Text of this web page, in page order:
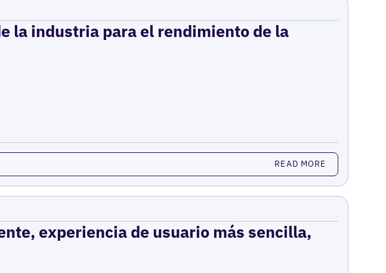
la industria para el rendimiento de la
READ MORE
experiencia de usuario más sencilla,